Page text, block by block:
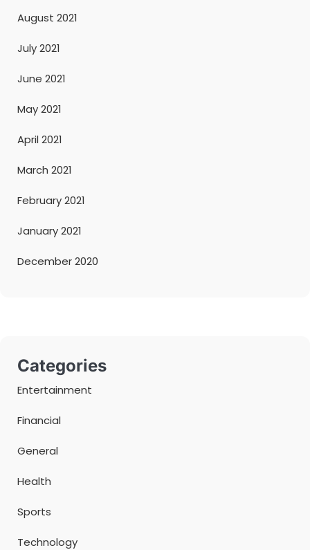
August 2021
July 2021
June 2021
May 2021
April 2021
March 2021
February 2021
January 2021
December 2020
Categories
Entertainment
Financial
General
Health
Sports
Technology